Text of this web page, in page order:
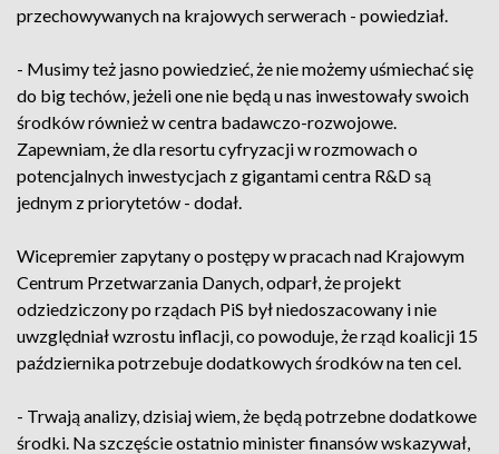
przechowywanych na krajowych serwerach - powiedział.
- Musimy też jasno powiedzieć, że nie możemy uśmiechać się
do big techów, jeżeli one nie będą u nas inwestowały swoich
środków również w centra badawczo-rozwojowe.
Zapewniam, że dla resortu cyfryzacji w rozmowach o
potencjalnych inwestycjach z gigantami centra R&D są
jednym z priorytetów - dodał.
Wicepremier zapytany o postępy w pracach nad Krajowym
Centrum Przetwarzania Danych, odparł, że projekt
odziedziczony po rządach PiS był niedoszacowany i nie
uwzględniał wzrostu inflacji, co powoduje, że rząd koalicji 15
października potrzebuje dodatkowych środków na ten cel.
- Trwają analizy, dzisiaj wiem, że będą potrzebne dodatkowe
środki. Na szczęście ostatnio minister finansów wskazywał,